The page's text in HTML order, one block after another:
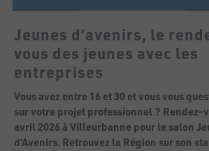
Jeunes d’avenirs, le
vous des jeunes avec les
entreprises
Vous avez entre 16 et 30 et vous vous
sur votre projet professionnel ? Rendez-
avril 2026 à Villeurbanne pour le salon
d’Avenirs. Retrouvez la Région sur son